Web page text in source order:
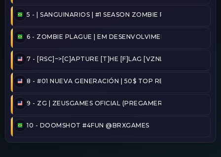
5 - | SANGUINARIOS | #1 SEASON ZOMBIE PLAGUE@2026/
6 - ZOMBIE PLAGUE | EM DESENVOLVIMENTO
7 - [RSC]~>[C]APTURE [T]HE [F]LAG [VZNLA]
8 - #01 NUEVA GENERACIÓN | 50$ TOP REINICIADO
9 - ZG | ZEUSGAMES OFICIAL (PREGAMER)
10 - DOOMSHOT #4FUN @BRXGAMES